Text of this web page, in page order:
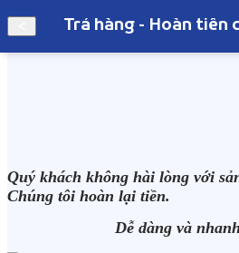
Trả hàng - Hoàn tiền
Trả hàng - Hoàn tiền chỉ 10 phút
Quý khách không hài lòng với
Chúng tôi hoàn lại tiền.
Dễ dàng và